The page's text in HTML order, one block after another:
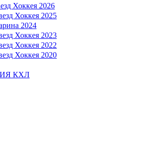
Хоккея 2026
Хоккея 2025
2024
Хоккея 2023
Хоккея 2022
Хоккея 2020
КХЛ